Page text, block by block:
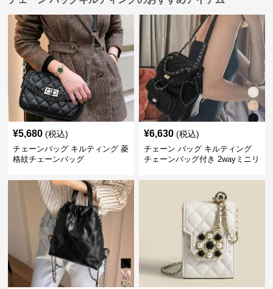
¥5,680 (税込)
チェーンバッグ キルティング 菱
格紋チェーンバッグ
¥6,630 (税込)
チェーン バッグ キルティング
チェーンバッグ付き 2wayミニリ